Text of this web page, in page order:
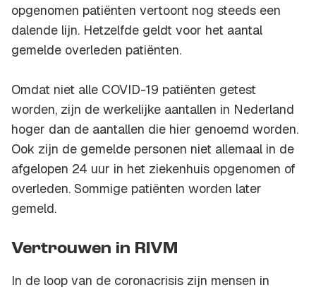
opgenomen patiënten vertoont nog steeds een
dalende lijn. Hetzelfde geldt voor het aantal
gemelde overleden patiënten.
Omdat niet alle COVID-19 patiënten getest
worden, zijn de werkelijke aantallen in Nederland
hoger dan de aantallen die hier genoemd worden.
Ook zijn de gemelde personen niet allemaal in de
afgelopen 24 uur in het ziekenhuis opgenomen of
overleden. Sommige patiënten worden later
gemeld.
Vertrouwen in RIVM
In de loop van de coronacrisis zijn mensen in